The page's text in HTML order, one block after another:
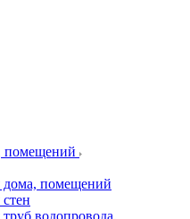
помещений
дома, помещений
водопровода,